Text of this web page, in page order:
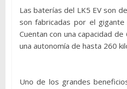
Las baterías del LK5 EV son
son fabricadas por el
Cuentan con una capacidad
una autonomía de hasta 260
Uno de los grandes